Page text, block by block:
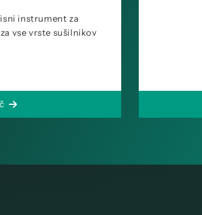
instrument za
vse vrste sušilnikov